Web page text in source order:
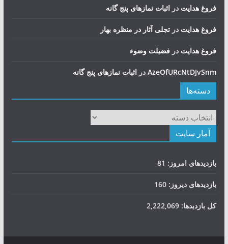
فروغ هدایت در اثبات نمازهای پنج گانه
فروغ هدایت در تجلی آثار در منظره بهار
فروغ هدایت در فضيلت وضوء
AzeOfURcNtDJvSnmدر اثبات نمازهای پنج گانه
دسته‌ها
دسته‌ها
آمار سایت
بازدیدهای امروز: 81
بازدیدهای دیروز: 160
کل بازدیدها: 2,222,069